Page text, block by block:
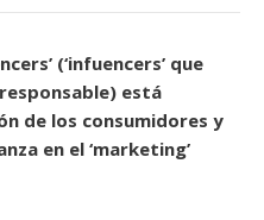
(‘infuencers’ que
está
de los consumidores y
en el ‘marketing’